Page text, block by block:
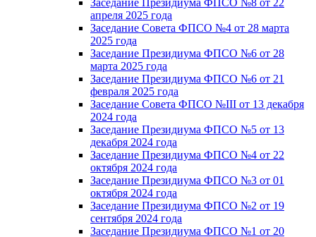
апреля 2025 года
Заседание Совета ФПСО №4 от 28 марта
2025 года
Заседание Президиума ФПСО №6 от 28
марта 2025 года
Заседание Президиума ФПСО №6 от 21
февраля 2025 года
Заседание Совета ФПСО №III от 13 декабря
2024 года
Заседание Президиума ФПСО №5 от 13
декабря 2024 года
Заседание Президиума ФПСО №4 от 22
октября 2024 года
Заседание Президиума ФПСО №3 от 01
октября 2024 года
Заседание Президиума ФПСО №2 от 19
сентября 2024 года
Заседание Президиума ФПСО №1 от 20